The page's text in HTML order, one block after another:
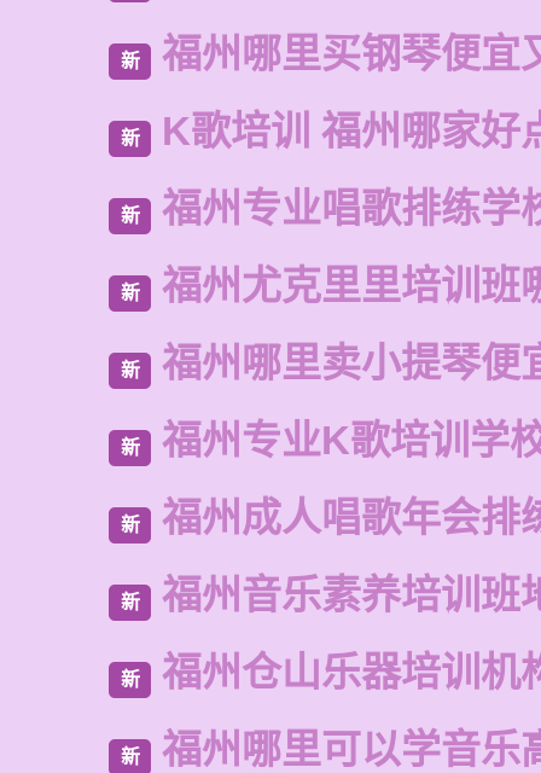
新 福州哪里买钢琴便宜
新 K歌培训 福州哪家好
新 福州专业唱歌排练学
新 福州尤克里里培训班
新 福州哪里卖小提琴便
新 福州专业K歌培训学
新 福州成人唱歌年会排
新 福州音乐素养培训班
新 福州仓山乐器培训机
新 福州哪里可以学音乐